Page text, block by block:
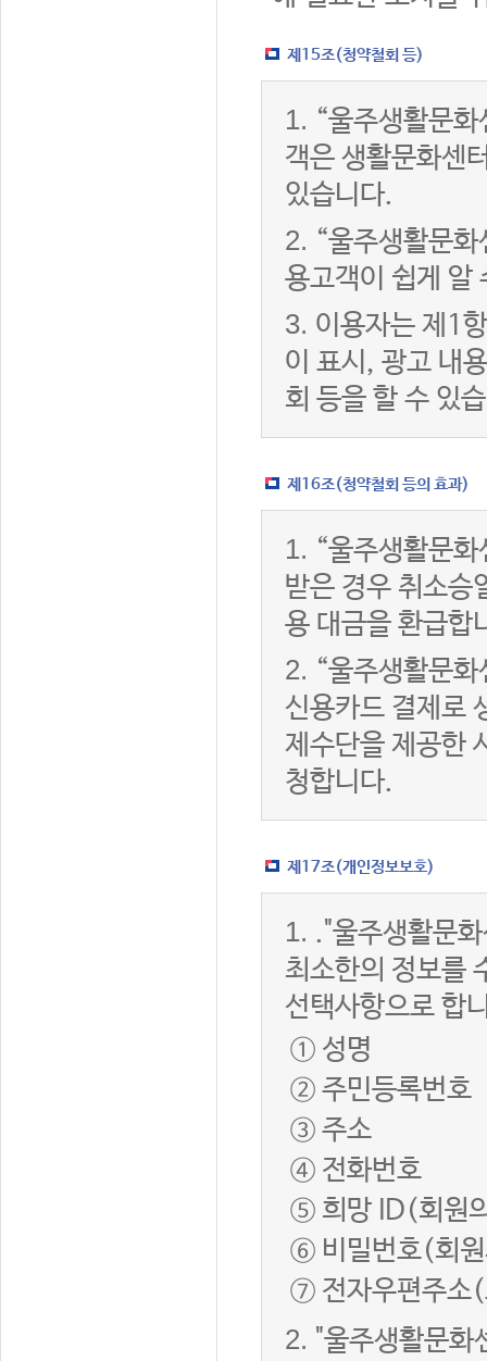
제15조(청약철회 등)
1. “울주생활문
객은 생활문화센
있습니다.
2. “울주생활문
용고객이 쉽게 알
3. 이용자는 제1
이 표시, 광고 내
회 등을 할 수 있
제16조(청약철회 등의 효과)
1. “울주생활문
받은 경우 취소승
용 대금을 환급합
2. “울주생활문
신용카드 결제로
제수단을 제공한
청합니다.
제17조(개인정보보호)
1. ."울주생활문
최소한의 정보를
선택사항으로 합
① 성명
② 주민등록번호
③ 주소
④ 전화번호
⑤ 희망 ID(회원
⑥ 비밀번호(회
⑦ 전자우편주소
2. "울주생활문화